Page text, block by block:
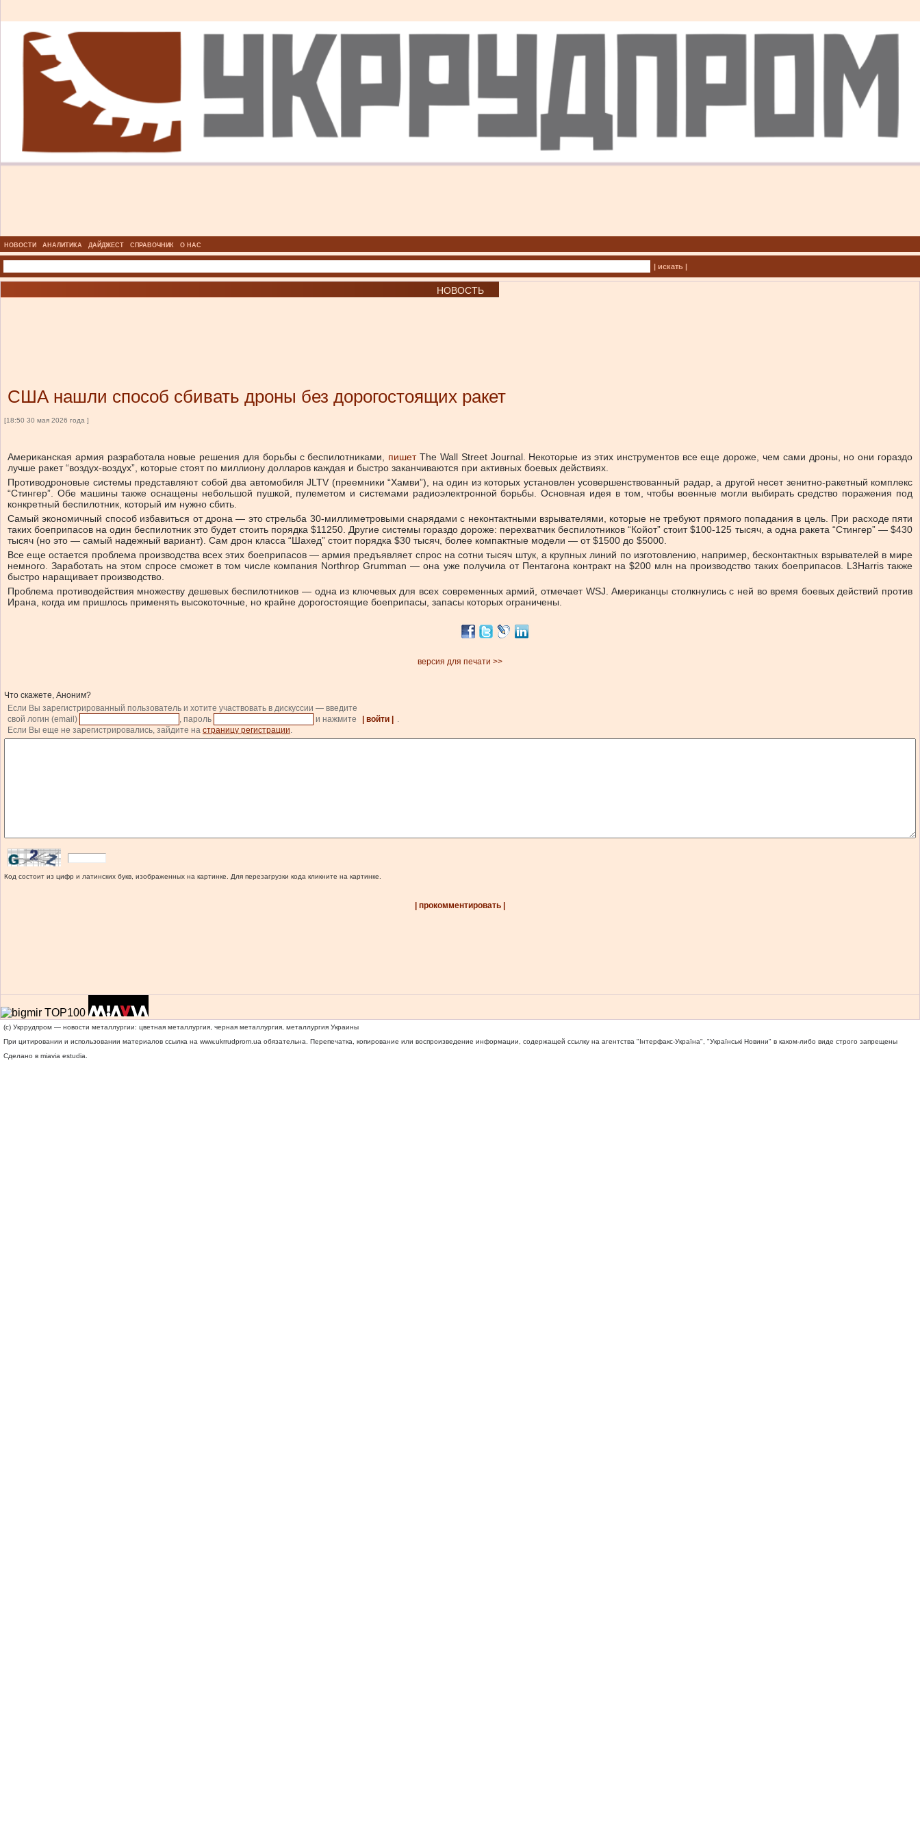
НОВОСТИ АНАЛИТИКА ДАЙДЖЕСТ СПРАВОЧНИК О НАС
| искать |
НОВОСТЬ
США нашли способ сбивать дроны без дорогостоящих ракет
[18:50 30 мая 2026 года ]
Американская армия разработала новые решения для борьбы с беспилотниками, пишетThe Wall Street Journal. Некоторые из этих инструментов все еще дороже, чем сами дроны, но они гораздо
лучше ракет “воздух-воздух”, которые стоят по миллиону долларов каждая и быстро заканчиваются при активных боевых действиях.
Противодроновые системы представляют собой два автомобиля JLTV (преемники “Хамви”), на один из которых установлен усовершенствованный радар, а другой несет зенитно-ракетный комплекс
“Стингер”. Обе машины также оснащены небольшой пушкой, пулеметом и системами радиоэлектронной борьбы. Основная идея в том, чтобы военные могли выбирать средство поражения под
конкретный беспилотник, который им нужно сбить.
Самый экономичный способ избавиться от дрона — это стрельба 30-миллиметровыми снарядами с неконтактными взрывателями, которые не требуют прямого попадания в цель. При расходе пяти
таких боеприпасов на один беспилотник это будет стоить порядка $11250. Другие системы гораздо дороже: перехватчик беспилотников “Койот” стоит $100-125 тысяч, а одна ракета “Стингер” — $430
тысяч (но это — самый надежный вариант). Сам дрон класса “Шахед” стоит порядка $30 тысяч, более компактные модели — от $1500 до $5000.
Все еще остается проблема производства всех этих боеприпасов — армия предъявляет спрос на сотни тысяч штук, а крупных линий по изготовлению, например, бесконтактных взрывателей в мире
немного. Заработать на этом спросе сможет в том числе компания Northrop Grumman — она уже получила от Пентагона контракт на $200 млн на производство таких боеприпасов. L3Harris также
быстро наращивает производство.
Проблема противодействия множеству дешевых беспилотников — одна из ключевых для всех современных армий, отмечает WSJ. Американцы столкнулись с ней во время боевых действий против
Ирана, когда им пришлось применять высокоточные, но крайне дорогостоящие боеприпасы, запасы которых ограничены.
версия для печати >>
Что скажете, Аноним?
Если Вы зарегистрированный пользователь и хотите участвовать в дискуссии — введите
свой логин (email)
, пароль и нажмите | войти |
.
Если Вы еще не зарегистрировались, зайдите на страницу регистрации.
Код состоит из цифр и латинских букв, изображенных на картинке. Для перезагрузки кода кликните на картинке.
| прокомментировать |
(c) Укррудпром — новости металлургии: цветная металлургия, черная металлургия, металлургия Украины
При цитировании и использовании материалов ссылка на www.ukrrudprom.ua обязательна. Перепечатка, копирование или воспроизведение информации, содержащей ссылку на агентства "Iнтерфакс-Україна", "Українськi Новини" в каком-либо виде строго запрещены
Сделано в miavia estudia.